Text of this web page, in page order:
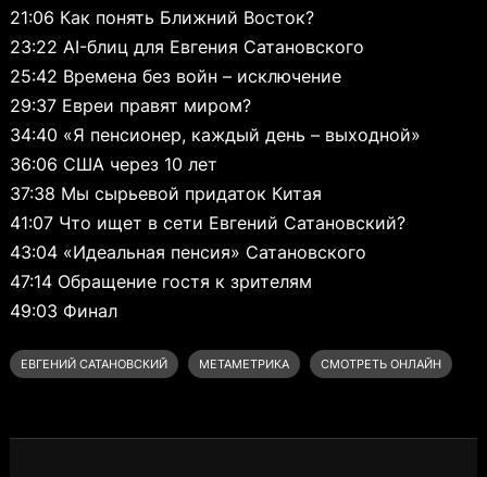
21:06 Как понять Ближний Восток?
23:22 AI-блиц для Евгения Сатановского
25:42 Времена без войн – исключение
29:37 Евреи правят миром?
34:40 «Я пенсионер, каждый день – выходной»
36:06 США через 10 лет
37:38 Мы сырьевой придаток Китая
41:07 Что ищет в сети Евгений Сатановский?
43:04 «Идеальная пенсия» Сатановского
47:14 Обращение гостя к зрителям
49:03 Финал
ЕВГЕНИЙ САТАНОВСКИЙ МЕТАМЕТРИКА СМОТРЕТЬ ОНЛАЙН